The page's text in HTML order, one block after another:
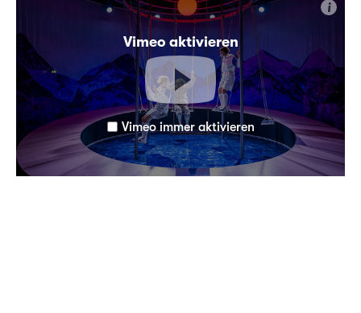
Vimeo aktivieren
i
Vimeo immer aktivieren